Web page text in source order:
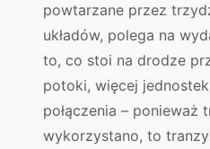
powtarzane przez
układów, polega na
to, co stoi na drodze
potoki, więcej
połączenia – ponieważ
wykorzystano, to